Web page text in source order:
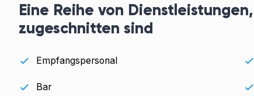
Eine Reihe von
zugeschnitten sind
Empfangspersonal
Bar